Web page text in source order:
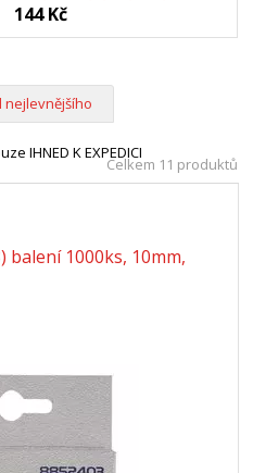
144 Kč
nejlevnějšího
IHNED K EXPEDICI
Celkem 11 produktů
balení 1000ks, 10mm,